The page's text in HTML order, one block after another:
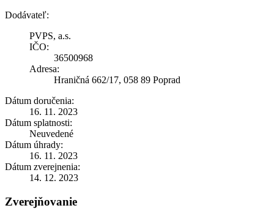
Dodávateľ:
PVPS, a.s.
IČO:
36500968
Adresa:
Hraničná 662/17, 058 89 Poprad
Dátum doručenia:
16. 11. 2023
Dátum splatnosti:
Neuvedené
Dátum úhrady:
16. 11. 2023
Dátum zverejnenia:
14. 12. 2023
Zverejňovanie